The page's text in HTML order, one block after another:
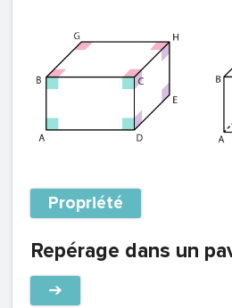
Propriété
Repérage dans un
➔